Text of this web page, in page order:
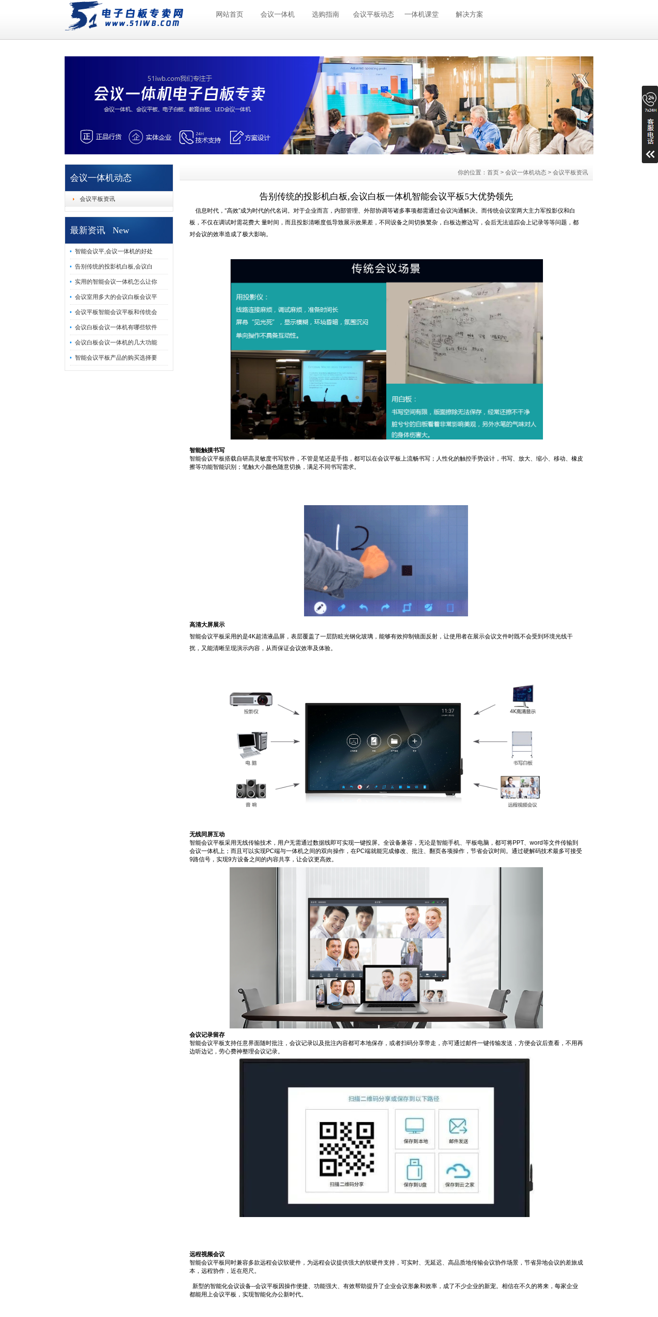
网站首页 会议一体机 选购指南 会议平板动态 一体机课堂 解决方案
会议一体机动态
会议平板资讯
最新资讯 New
智能会议平,会议一体机的好处
告别传统的投影机白板,会议白
实用的智能会议一体机怎么让你
会议室用多大的会议白板会议平
会议平板智能会议平板和传统会
会议白板会议一体机有哪些软件
会议白板会议一体机的几大功能
智能会议平板产品的购买选择要
你的位置： 首页 > 会议一体机动态 > 会议平板资讯
告别传统的投影机白板,会议白板一体机智能会议平板5大优势领先
信息时代，“高效”成为时代的代名词。对于企业而言，内部管理、外部协调等诸多事项都需通过会议沟通解决。而传统会议室两大主力军投影仪和白
板，不仅在调试时需花费大 量时间，而且投影清晰度低导致展示效果差，不同设备之间切换繁杂，白板边擦边写，会后无法追踪会上记录等等问题，都
对会议的效率造成了极大影响。
智能触摸书写
智能会议平板搭载自研高灵敏度书写软件，不管是笔还是手指，都可以在会议平板上流畅书写；人性化的触控手势设计，书写、放大、缩小、移动、橡皮
擦等功能智能识别；笔触大小颜色随意切换，满足不同书写需求。
高清大屏展示
智能会议平板采用的是4K超清液晶屏，表层覆盖了一层防眩光钢化玻璃，能够有效抑制镜面反射，让使用者在展示会议文件时既不会受到环境光线干
扰，又能清晰呈现演示内容，从而保证会议效率及体验。
无线同屏互动
智能会议平板采用无线传输技术，用户无需通过数据线即可实现一键投屏。全设备兼容，无论是智能手机、平板电脑，都可将PPT、word等文件传输到
会议一体机上；而且可以实现PC端与一体机之间的双向操作，在PC端就能完成修改、批注、翻页各项操作，节省会议时间。通过硬解码技术最多可接受
9路信号，实现9方设备之间的内容共享，让会议更高效。
会议记录留存
智能会议平板支持任意界面随时批注，会议记录以及批注内容都可本地保存，或者扫码分享带走，亦可通过邮件一键传输发送，方便会议后查看，不用再
边听边记，劳心费神整理会议记录。
远程视频会议
智能会议平板同时兼容多款远程会议软硬件，为远程会议提供强大的软硬件支持，可实时、无延迟、高品质地传输会议协作场景，节省异地会议的差旅成
本，远程协作，近在咫尺。
新型的智能化会议设备--会议平板因操作便捷、功能强大、有效帮助提升了企业会议形象和效率，成了不少企业的新宠。相信在不久的将来，每家企业
都能用上会议平板，实现智能化办公新时代。